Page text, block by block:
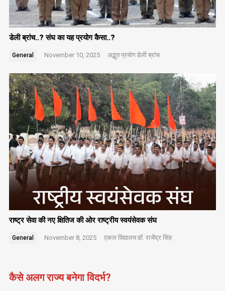
डेली ब्रांच..? संघ का यह प्रयोग कैसा..?
General November 10, 2025 अद्भुत प्रयोगडेली ब्रांच
राष्ट्र सेवा की नए क्षितिज की ओर राष्ट्रीय स्वयंसेवक संघ
General November 8, 2025 एकल विद्यालयडॉ. राजेंद्र सिंह
कैसे अलग राज्य बनेगा विदर्भ?